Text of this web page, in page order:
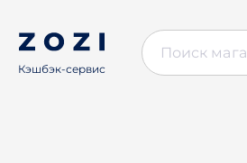
Кэшбэк-сервис